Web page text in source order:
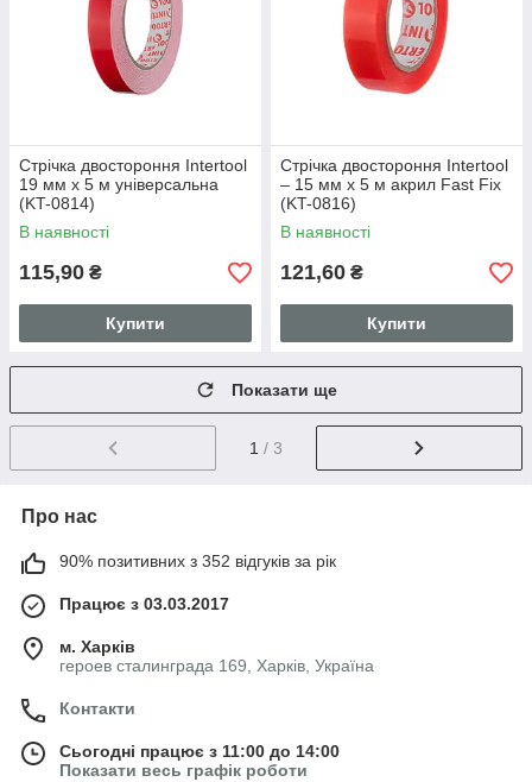
Стрічка двостороння Intertool
19 мм x 5 м універсальна
(KT-0814)
В наявності
115,90 ₴
Купити
Стрічка двостороння Intertool
– 15 мм x 5 м акрил Fast Fix
(KT-0816)
В наявності
121,60 ₴
Купити
Показати ще
1 / 3
Про нас
90% позитивних з 352 відгуків за рік
Працює з 03.03.2017
м. Харків
героев сталинграда 169, Харків, Україна
Контакти
Сьогодні працює з 11:00 до 14:00
Показати весь графік роботи